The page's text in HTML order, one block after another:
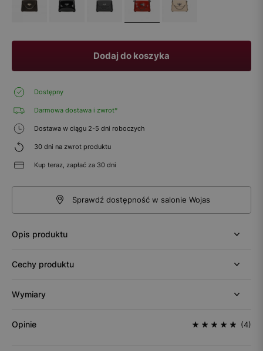
Dodaj do koszyka
Dostępny
Darmowa dostawa i zwrot*
Dostawa w ciągu 2-5 dni roboczych
30 dni na zwrot produktu
Kup teraz, zapłać za 30 dni
Sprawdź dostępność w salonie Wojas
Opis produktu
Cechy produktu
Wymiary
Opinie (4)